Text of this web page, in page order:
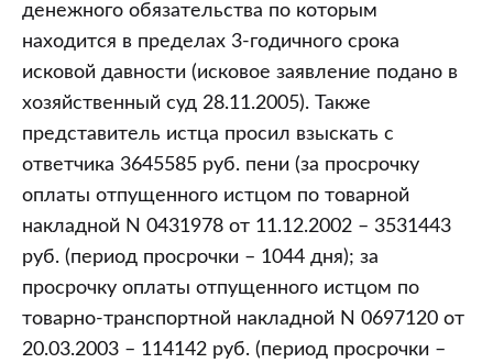
денежного обязательства по которым
находится в пределах 3-годичного срока
исковой давности (исковое заявление подано в
хозяйственный суд 28.11.2005). Также
представитель истца просил взыскать с
ответчика 3645585 руб. пени (за просрочку
оплаты отпущенного истцом по товарной
накладной N 0431978 от 11.12.2002 – 3531443
руб. (период просрочки – 1044 дня); за
просрочку оплаты отпущенного истцом по
товарно-транспортной накладной N 0697120 от
20.03.2003 – 114142 руб. (период просрочки –